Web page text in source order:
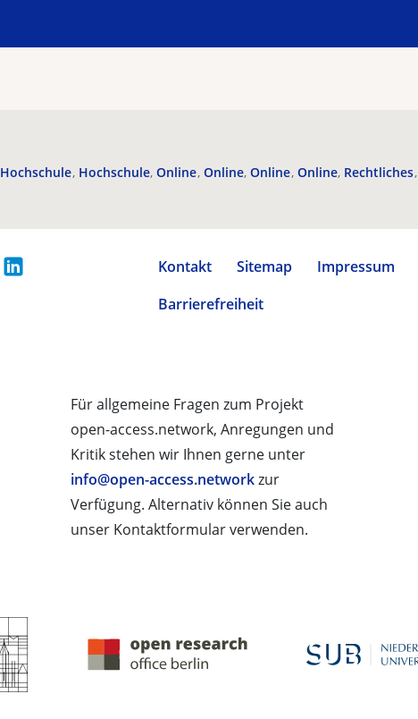
Hochschule Hochschule Online Online Online Online Rechtliches
Kontakt Sitemap Impressum
Barrierefreiheit
Für allgemeine Fragen zum Projekt
open-access.network, Anregungen und
Kritik stehen wir Ihnen gerne unter
info@open-access.networkzur
Verfügung. Alternativ können Sie auch
unser Kontaktformular verwenden.